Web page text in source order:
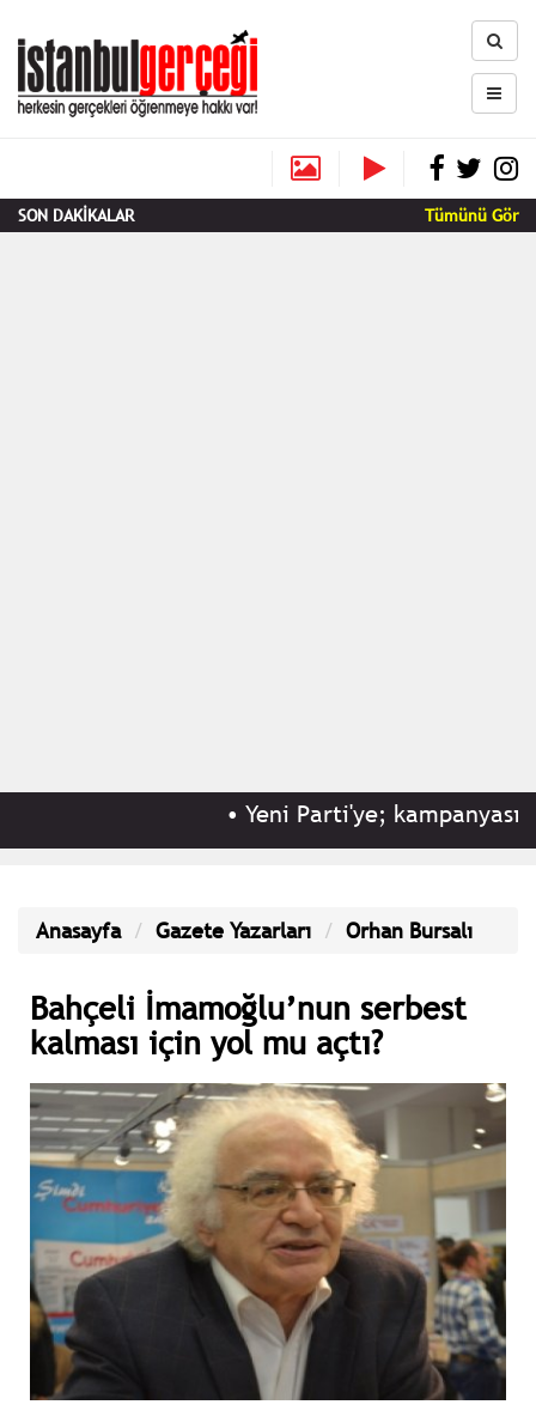
SON DAKİKALAR Tümünü Gör
Yeni Parti'ye;
Anasayfa Gazete Yazarları Orhan Bursalı
Bahçeli İmamoğlu’nun serbest
kalması için yol mu açtı?